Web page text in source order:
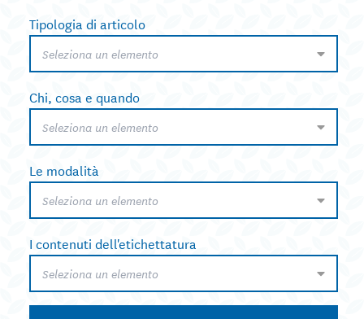
Tipologia di articolo
Seleziona un elemento
Chi, cosa e quando
Seleziona un elemento
Le modalità
Seleziona un elemento
I contenuti dell'etichettatura
Seleziona un elemento